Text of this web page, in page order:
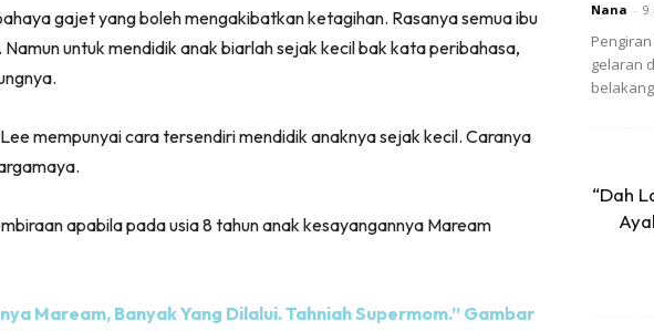
gajet yang boleh mengakibatkan ketagihan. Rasanya semua ibu
untuk mendidik anak biarlah sejak kecil bak kata peribahasa,
mempunyai cara tersendiri mendidik anaknya sejak kecil. Caranya
apabila pada usia 8 tahun anak kesayangannya Maream
Maream, Banyak Yang Dilalui. Tahniah Supermom.” Gambar
Nana - 9
gelaran
“Dah